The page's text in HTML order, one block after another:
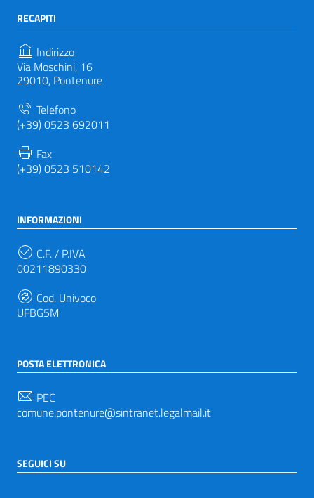
RECAPITI
Indirizzo
Via Moschini, 16
29010, Pontenure
Telefono
(+39) 0523 692011
Fax
(+39) 0523 510142
INFORMAZIONI
C.F. / P.IVA
00211890330
Cod. Univoco
UFBG5M
POSTA ELETTRONICA
PEC
comune.pontenure@sintranet.legalmail.it
SEGUICI SU